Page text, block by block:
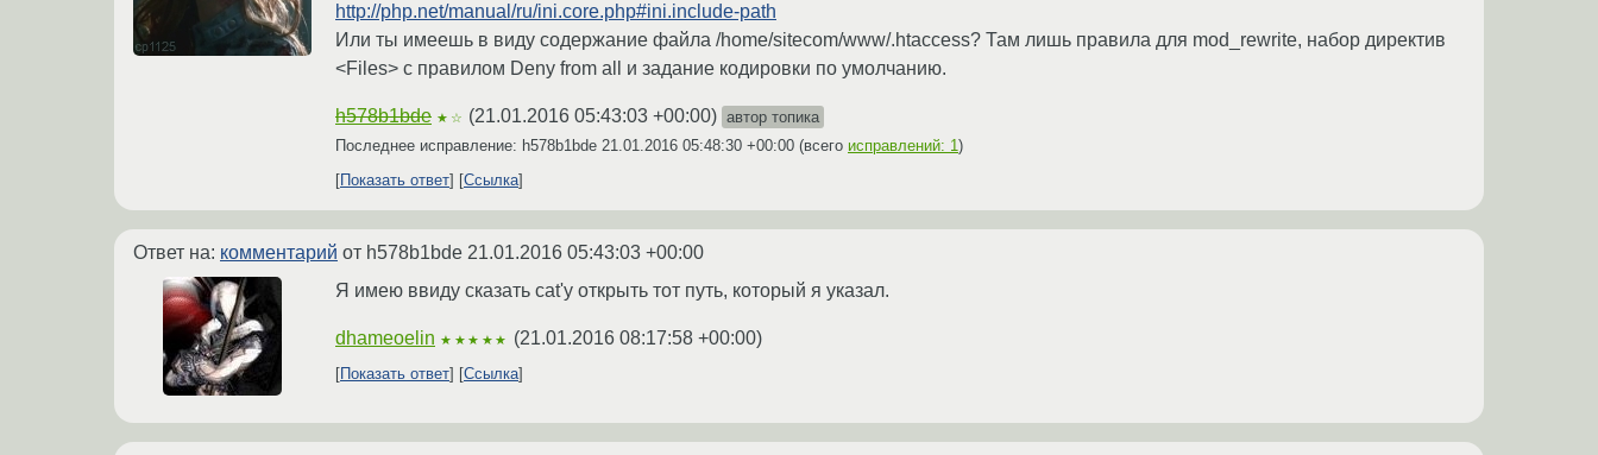
http://php.net/manual/ru/ini.core.php#ini.include-path
Или ты имеешь в виду содержание файла /home/sitecom/www/.htaccess? Там лишь правила для mod_rewrite, набор директив
<Files> с правилом Deny from all и задание кодировки по умолчанию.
h578b1bde ★☆ (21.01.2016 05:43:03 +00:00) автор топика
Последнее исправление: h578b1bde 21.01.2016 05:48:30 +00:00 (всего исправлений: 1)
Показать ответ
Ссылка
Ответ на: комментарий от h578b1bde 21.01.2016 05:43:03 +00:00
Я имею ввиду сказать cat'у открыть тот путь, который я указал.
dhameoelin ★★★★★ (21.01.2016 08:17:58 +00:00)
Показать ответ Ссылка